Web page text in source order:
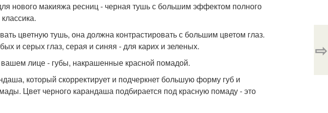
нового макияжа ресниц - черная тушь с большим эффектом полного
цветную тушь, она должна контрастировать с большим цветом глаз.
и серых глаз, серая и синяя - для карих и зеленых.
вашем лице - губы, накрашенные красной помадой.
который скорректирует и подчеркнет большую форму губ и
Цвет черного карандаша подбирается под красную помаду - это
⇨